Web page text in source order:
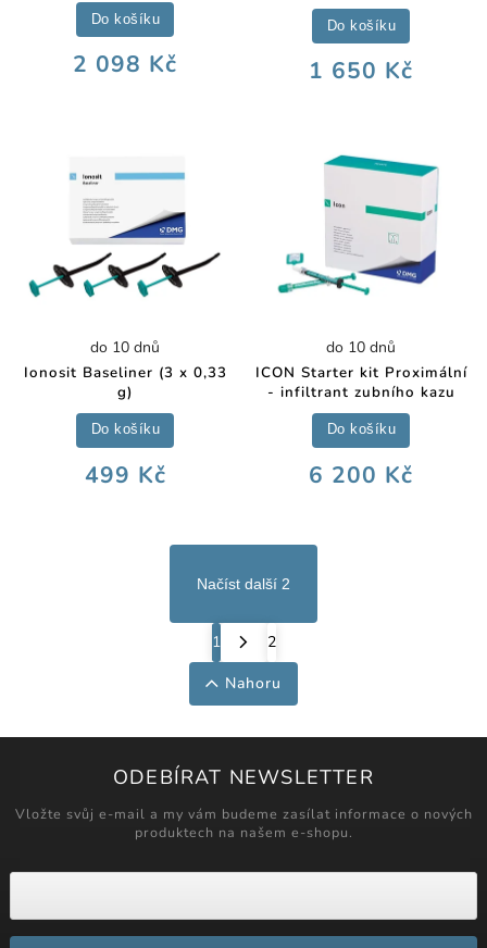
2 098 Kč
Do košíku
1 650 Kč
Do košíku
Ionosit Baseliner (3 x 0,33
g)
do 10 dnů
499 Kč
Do košíku
ICON Starter kit Proximální
- infiltrant zubního kazu
do 10 dnů
6 200 Kč
Do košíku
Načíst další 2
1
2
Nahoru
ODEBÍRAT NEWSLETTER
Vložte svůj e-mail a my vám budeme zasílat informace o nových
produktech na našem e-shopu.